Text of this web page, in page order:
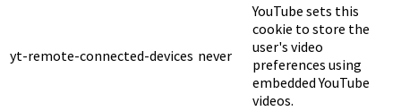
yt-remote-connected-devices never
YouTube sets this
cookie to store the
user's video
preferences using
embedded YouTube
videos.